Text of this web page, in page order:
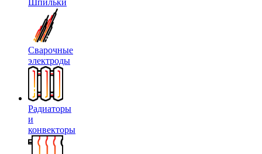
Шпильки
Сварочные
электроды
Радиаторы
и
конвекторы